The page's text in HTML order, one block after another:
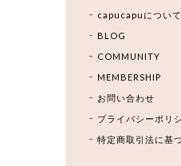
capucapuについて
BLOG
COMMUNITY
MEMBERSHIP
お問い合わせ
プライバシーポリ
特定商取引法に基